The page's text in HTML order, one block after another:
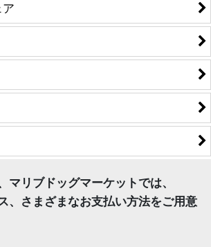
マリブドッグマーケットでは、
、さまざまなお支払い方法をご用意